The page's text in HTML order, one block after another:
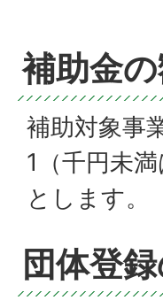
補助金
補助対象事
1（千円未
とします。
団体登